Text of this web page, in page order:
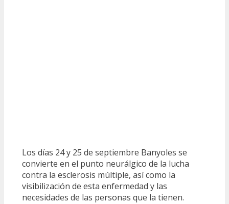
Los días 24 y 25 de septiembre Banyoles se
convierte en el punto neurálgico de la lucha
contra la esclerosis múltiple, así como la
visibilización de esta enfermedad y las
necesidades de las personas que la tienen.